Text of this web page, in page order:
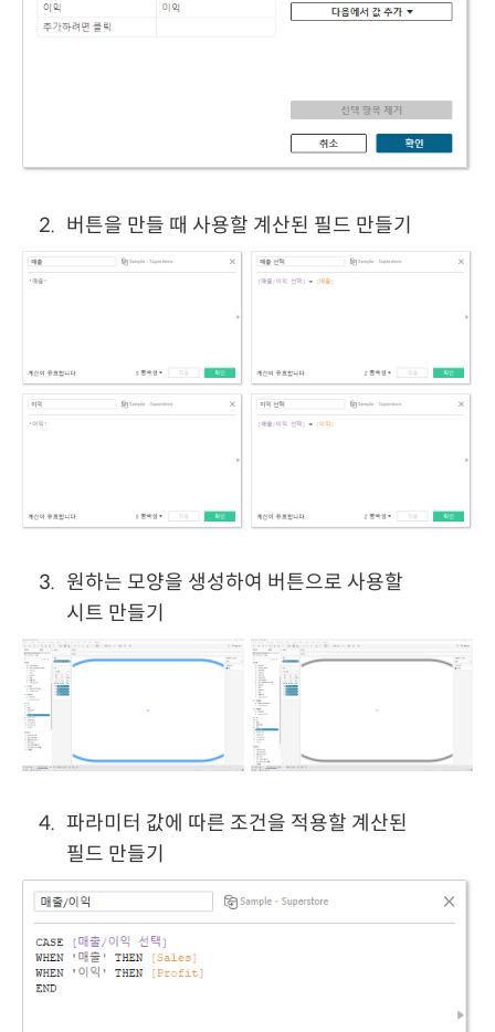
버튼을 만들 때 사용할 계산된 필드 만들기
원하는 모양을 생성하여 버튼으로 사용할
시트 만들기
파라미터 값에 따른 조건을 적용할 계산된
필드 만들기